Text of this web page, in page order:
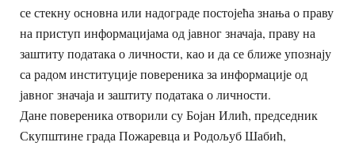
се стекну основна или надограде постојећа знања о праву
на приступ информацијама од јавног значаја, праву на
заштиту података о личности, као и да се ближе упознају
са радом институције повереника за информације од
јавног значаја и заштиту података о личности.
Дане повереника отворили су Бојан Илић, председник
Скупштине града Пожаревца и Родољуб Шабић,